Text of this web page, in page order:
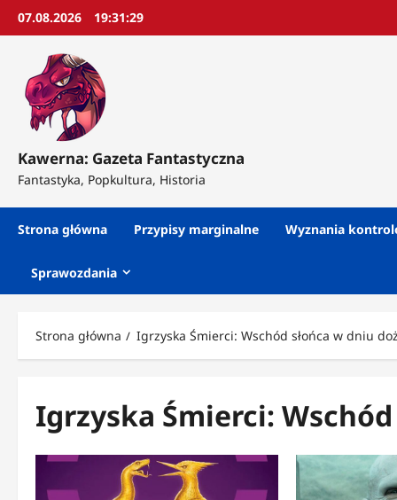
Przejdź
07.08.2026 19:31:31
Kawerna: Gazeta Fantastyczna
Fantastyka, Popkultura, Historia
Strona główna Przypisy marginalne Wyznania
Sprawozdania
Strona główna Igrzyska Śmierci: Wschód słońca w dniu
Igrzyska Śmierci: